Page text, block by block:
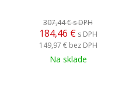
307,44 €s DPH
184,46 € s DPH
149,97 € bez DPH
Na sklade